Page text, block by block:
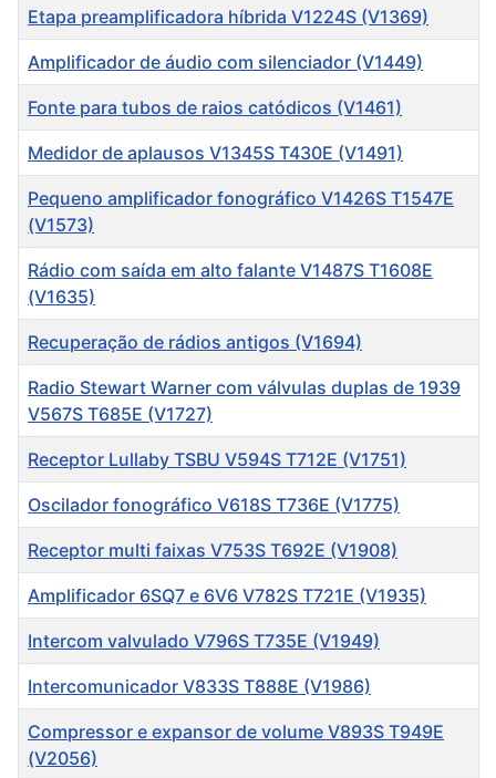
Título
Etapa preamplificadora híbrida V1224S (V1369)
Amplificador de áudio com silenciador (V1449)
Fonte para tubos de raios catódicos (V1461)
Medidor de aplausos V1345S T430E (V1491)
Pequeno amplificador fonográfico V1426S T1547E
(V1573)
Rádio com saída em alto falante V1487S T1608E
(V1635)
Recuperação de rádios antigos (V1694)
Radio Stewart Warner com válvulas duplas de 1939
V567S T685E (V1727)
Receptor Lullaby TSBU V594S T712E (V1751)
Oscilador fonográfico V618S T736E (V1775)
Receptor multi faixas V753S T692E (V1908)
Amplificador 6SQ7 e 6V6 V782S T721E (V1935)
Intercom valvulado V796S T735E (V1949)
Intercomunicador V833S T888E (V1986)
Compressor e expansor de volume V893S T949E
(V2056)